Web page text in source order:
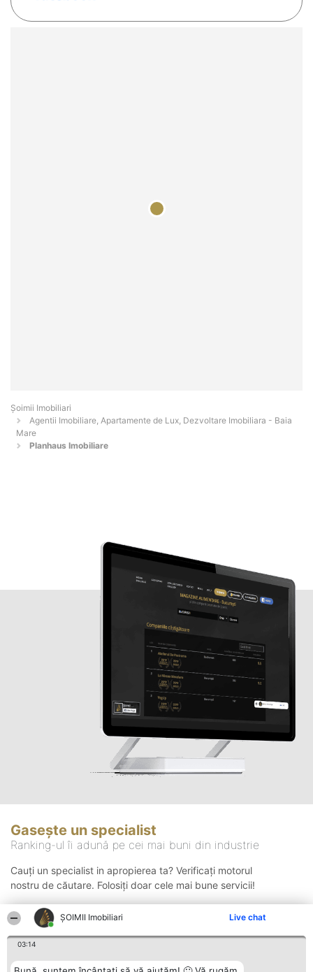
ȘOIMII Imobiliari Live chat
03:14
Șoimii Imobiliari
Agentii Imobiliare, Apartamente de Lux, Dezvoltare Imobiliara - Baia
Mare
Planhaus Imobiliare
Gasește un specialist
Ranking-ul îi adună pe cei mai buni din industrie
Cauți un specialist in apropierea ta? Verificați motorul
nostru de căutare. Folosiți doar cele mai bune servicii!